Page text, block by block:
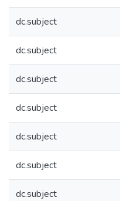
dc.subject
dc.subject
dc.subject
dc.subject
dc.subject
dc.subject
dc.subject